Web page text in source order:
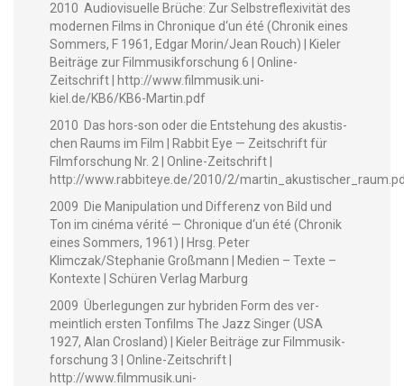
2010 Audio­vi­suelle Brüche: Zur Selb­stre­flex­iv­ität des
mod­er­nen Films in Chronique d‘un été (Chronik eines
Som­mers, F 1961, Edgar Morin/Jean Rouch) | Kiel­er
Beiträge zur Film­musik­forschung 6 | Online-
Zeitschrift | http://www.filmmusik.uni-
kiel.de/KB6/KB6-Martin.pdf
2010 Das hors-son oder die Entste­hung des akustis­
chen Raums im Film | Rab­bit Eye — Zeitschrift für
Film­forschung Nr. 2 | Online-Zeitschrift |
http://www.rabbiteye.de/2010/2/
2009 Die Manip­u­la­tion und Dif­ferenz von Bild und
Ton im ciné­ma vérité — Chronique d‘un été (Chronik
eines Som­mers, 1961) | Hrsg. Peter
Klimczak/Stephanie Groß­mann | Medi­en – Texte –
Kon­texte | Schüren Ver­lag Marburg
2009 Über­legun­gen zur hybri­den Form des ver­
meintlich ersten Ton­films The Jazz Singer (USA
1927, Alan Crosland) | Kiel­er Beiträge zur Film­musik­
forschung 3 | Online-Zeitschrift |
http://www.filmmusik.uni-